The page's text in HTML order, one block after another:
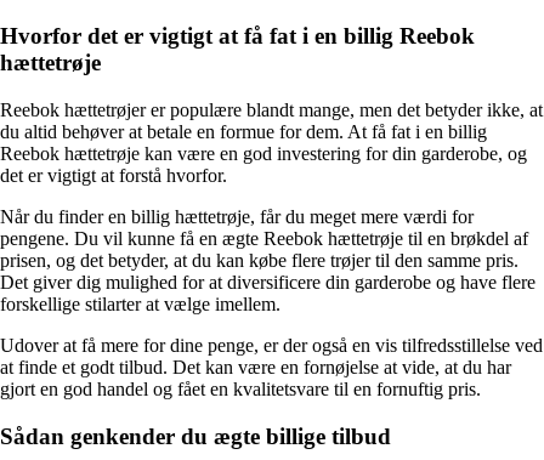
Hvorfor det er vigtigt at få fat i en billig Reebok
hættetrøje
Reebok hættetrøjer er populære blandt mange, men det betyder ikke, at
du altid behøver at betale en formue for dem. At få fat i en billig
Reebok hættetrøje kan være en god investering for din garderobe, og
det er vigtigt at forstå hvorfor.
Når du finder en billig hættetrøje, får du meget mere værdi for
pengene. Du vil kunne få en ægte Reebok hættetrøje til en brøkdel af
prisen, og det betyder, at du kan købe flere trøjer til den samme pris.
Det giver dig mulighed for at diversificere din garderobe og have flere
forskellige stilarter at vælge imellem.
Udover at få mere for dine penge, er der også en vis tilfredsstillelse ved
at finde et godt tilbud. Det kan være en fornøjelse at vide, at du har
gjort en god handel og fået en kvalitetsvare til en fornuftig pris.
Sådan genkender du ægte billige tilbud